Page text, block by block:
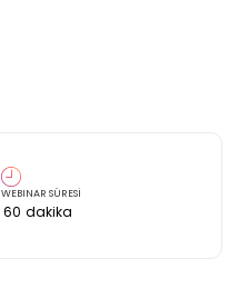
WEBINAR SÜRESİ
60 dakika